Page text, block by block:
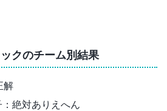
クのチーム別結果
解
絶対ありえへん